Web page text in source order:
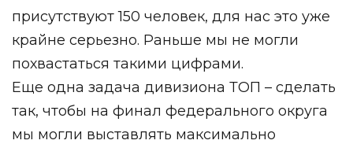
присутствуют 150 человек, для нас это уже
крайне серьезно. Раньше мы не могли
похвастаться такими цифрами.
Еще одна задача дивизиона ТОП – сделать
так, чтобы на финал федерального округа
мы могли выставлять максимально